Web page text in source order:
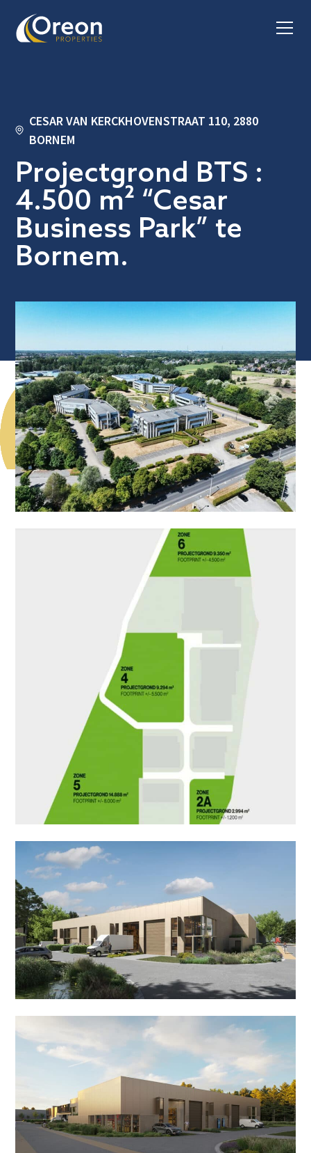
CESAR VAN KERCKHOVENSTRAAT 110, 2880
BORNEM
Projectgrond BTS :
4.500 m² “Cesar
Business Park” te
Bornem.